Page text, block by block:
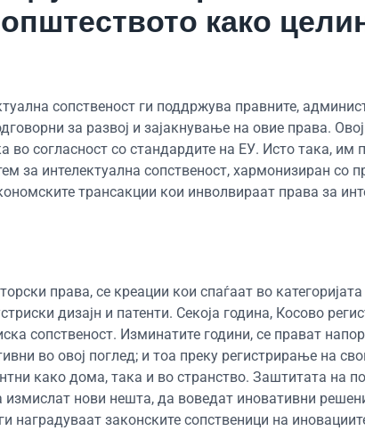
како
сопственост ги поддржува правните,
за развој и зајакнување на овие права.
согласност со стандардите на ЕУ. Исто така, им
за интелектуална сопственост, хармонизиран со
трансакции кои инволвираат права за
права, се креации кои спаѓаат во
дизајн и патенти. Секоја година, Косово
сопственост. Изминатите години, се прават
во овој поглед; и тоа преку регистрирање на
како дома, така и во странство. Заштитата на
нови нешта, да воведат иновативни
наградуваат законските сопственици на